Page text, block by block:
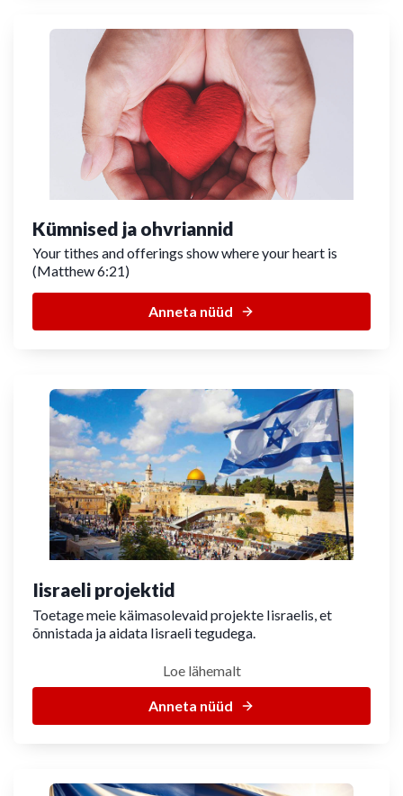
Kümnised ja ohvriannid
Your tithes and offerings show where your heart is
(Matthew 6:21)
Anneta nüüd
Iisraeli projektid
Toetage meie käimasolevaid projekte Iisraelis, et
õnnistada ja aidata Iisraeli tegudega.
Loe lähemalt
Anneta nüüd